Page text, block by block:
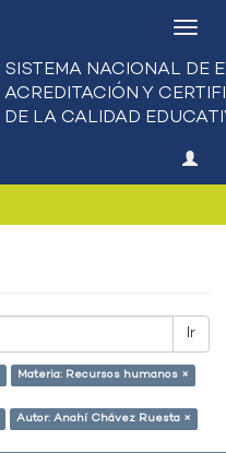
Ir
Materia: Recursos humanos ×
Autor: Anahí Chávez Ruesta ×